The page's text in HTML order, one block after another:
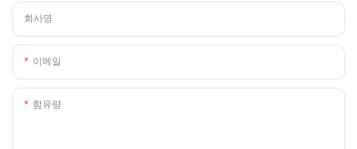
회사명
이메일
함유량